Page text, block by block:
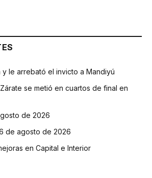
y le arrebató el invicto a Mandiyú
se metió en cuartos de final en
de 2026
de agosto de 2026
en Capital e Interior